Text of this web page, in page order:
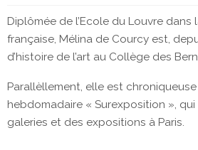
Diplômée de l’Ecole du Louvre
française, Mélina de Courcy est,
d’histoire de l’art au Collège des
Parallèllement, elle est chroniqueuse
hebdomadaire « Surexposition »,
galeries et des expositions à Paris.